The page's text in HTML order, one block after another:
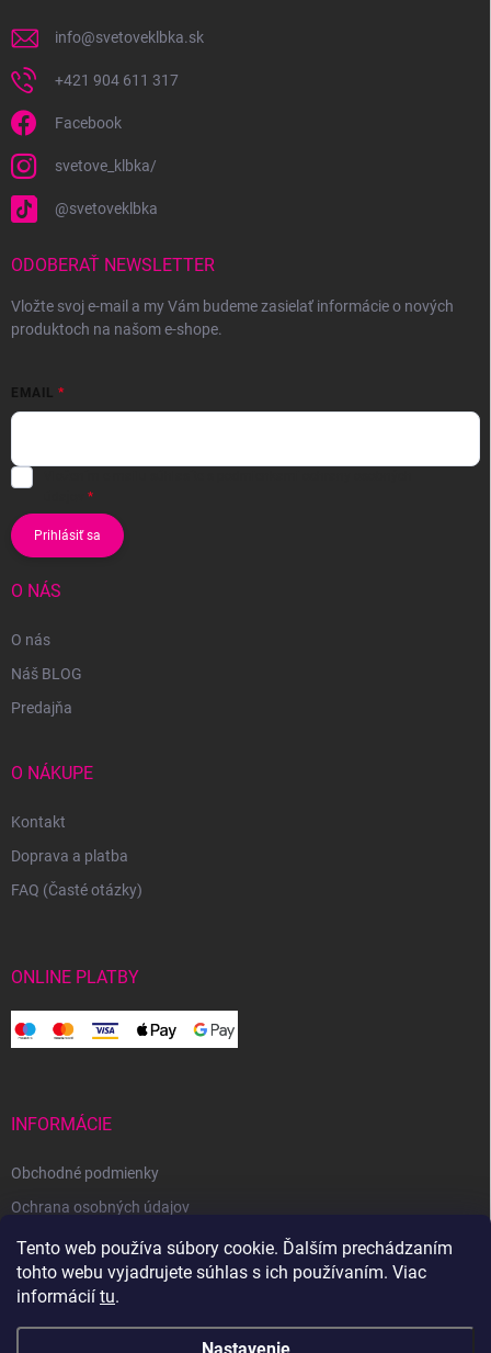
Tento web používa súbory cookie. Ďalším prechádzaním
tohto webu vyjadrujete súhlas s ich používaním. Viac
informácií tu.
info@svetoveklbka.sk
+421 904 611 317
Facebook
svetove_klbka/
@svetoveklbka
ODOBERAŤ NEWSLETTER
Vložte svoj e-mail a my Vám budeme zasielať informácie o nových
produktoch na našom e-shope.
EMAIL
Prihlásiť sa
O NÁS
O nás
Náš BLOG
Predajňa
O NÁKUPE
Kontakt
Doprava a platba
FAQ (Časté otázky)
ONLINE PLATBY
INFORMÁCIE
Obchodné podmienky
Ochrana osobných údajov
Reklamačný poriadok
Odstúpenie od zmluvy